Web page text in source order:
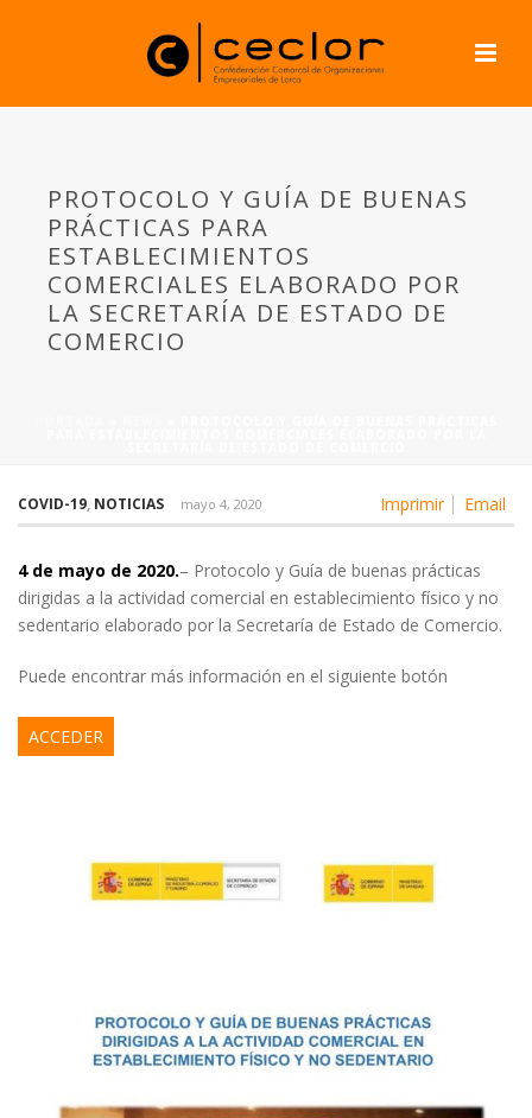
PROTOCOLO Y GUÍA DE BUENAS
PRÁCTICAS PARA
ESTABLECIMIENTOS
COMERCIALES ELABORADO POR
LA SECRETARÍA DE ESTADO DE
COMERCIO
Imprimir Email
COVID-19, NOTICIAS mayo 4, 2020
4 de mayo de 2020.– Protocolo y Guía de buenas prácticas
dirigidas a la actividad comercial en establecimiento físico y no
sedentario elaborado por la Secretaría de Estado de Comercio.
Puede encontrar más información en el siguiente botón
ACCEDER